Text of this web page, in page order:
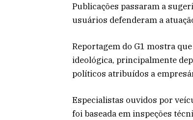
Publicações passaram a
usuários defenderam a
Reportagem do G1 mostra
ideológica, principalmente
políticos atribuídos a
Especialistas ouvidos por
foi baseada em inspeções